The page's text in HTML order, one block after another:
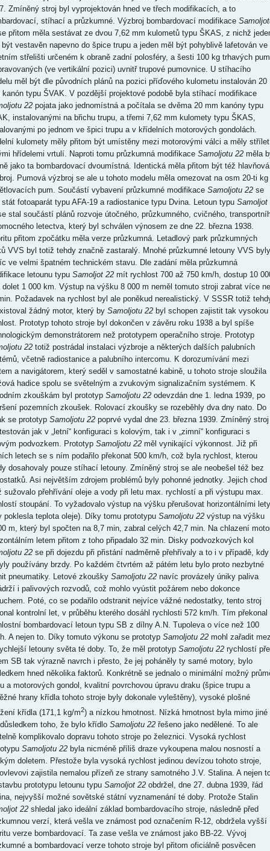
Zmíněný stroj byl vyprojektován hned ve třech modifikacích, a to
stíhací a průzkumné. Výzbroj bombardovací modifikace
přitom měla sestávat ze dvou 7,62 mm kulometů typu ŠKAS, z nichž
být vestavěn napevno do špice trupu a jeden měl být pohyblivě lafetován ve
střelišti určeném k obraně zadní polosféry, a šesti 100 kg trhavých
(ve vertikální pozici) uvnitř trupové pumovnice. U stíhacího
měl být dle původních plánů na pozici příďového kulometu instalován 20
kanón typu ŠVAK. V pozdější projektové podobě byla stíhací modifikace
22pojata jako jednomístná a počítala se dvěma 20 mm kanóny typu
instalovanými na břichu trupu, a třemi 7,62 mm kulomety typu ŠKAS,
po jednom ve špici trupu a v křídelních motorových gondolách.
kulomety měly přitom být umístěny mezi motorovými válci a měly střílet
hřídelemi vrtulí. Naproti tomu průzkumná modifikace Samoljotu 22 měla
jako ta bombardovací dvoumístná. Identická měla přitom být též hlavňová
Pumová výzbroj se ale u tohoto modelu měla omezovat na osm 20-ti kg
pum. Součástí vybavení průzkumné modifikace Samoljotu 22 se
stát fotoaparát typu AFA-19 a radiostanice typu Dvina. Letoun typu Samoljot
stal součástí plánů rozvoje útočného, průzkumného, cvičného,
letectva, který byl schválen výnosem ze dne 22. března 1938.
přitom zpočátku měla verze průzkumná. Letadlový park průzkumných
VVS byl totiž tehdy značně zastaralý. Mnohé průzkumné letouny VVS byly
ve velmi špatném technickém stavu. Dle zadání měla průzkumná
letounu typu Samoljot 22mít rychlost 700 až 750 km/h, dostup 10
dolet 1 000 km. Výstup na výšku 8 000 m neměl tomuto stroji zabrat více
Požadavek na rychlost byl ale poněkud nerealistický. V SSSR totiž
žádný motor, který by Samoljotu 22byl schopen zajistit tak vysokou
Prototyp tohoto stroje byl dokončen v závěru roku 1938 a byl spíše
demonstrátorem než prototypem operačního stroje. Prototyp
22totiž postrádal instalaci výzbroje a některých dalších palubních
včetně radiostanice a palubního intercomu. K dorozumívání mezi
a navigátorem, který seděl v samostatné kabině, u tohoto stroje sloužila
hadice spolu se světelným a zvukovým signalizačním systémem. K
zkouškám byl prototyp Samoljotu 22 odevzdán dne 1. ledna 1939, po
pozemních zkoušek. Rolovací zkoušky se rozeběhly dva dny nato. Do
se prototyp Samoljotu 22poprvé vydal dne 23. března 1939. Zmíněný stroj
jak v „letní“ konfiguraci s kolovým, tak i v „zimní“ konfiguraci s
podvozkem. Prototyp Samoljotu 22měl vynikající výkonnost. Již při
letech se s ním podařilo překonat 500 km/h, což byla rychlost, kterou
dosahovaly pouze stíhací letouny. Zmíněný stroj se ale neobešel též bez
Asi největším zdrojem problémů byly pohonné jednotky. Jejich chod
sužovalo přehřívání oleje a vody při letu max. rychlostí a při výstupu max.
stoupání. To vyžadovalo výstup na výšku přerušovat horizontálními lety
poklesla teplota oleje). Díky tomu prototypu Samoljotu 22výstup na výšku
m, který byl spočten na 8,7 min, zabral celých 42,7 min. Na chlazení
letem přitom z toho připadalo 32 min. Disky podvozkových kol
22se při dojezdu při přistání nadměrně přehřívaly a to i v případě, kdy
používány brzdy. Po každém čtvrtém až pátém letu bylo proto nezbytné
pneumatiky. Letové zkoušky Samoljotu 22navíc provázely úniky paliva
i palivových rozvodů, což mohlo vyústit požárem nebo dokonce
Poté, co se podařilo odstranit nejvíce vážné nedostatky, tento stroj
kontrolní let, v průběhu kterého dosáhl rychlosti 572 km/h. Tím překonal
bombardovací letoun typu SB z dílny A.N. Tupoleva o více než 100
A nejen to. Díky tomuto výkonu se prototyp Samoljotu 22mohl zařadit
letouny světa té doby. To, že měl prototypSamoljotu 22rychlostí
SB tak výrazně navrch i přesto, že jej poháněly ty samé motory, bylo
hned několika faktorů. Konkrétně se jednalo o minimální možný
a motorových gondol, kvalitní povrchovou úpravu draku (špice trupu a
hrany křídla tohoto stroje byly dokonale vyleštěny), vysoké plošné
křídla (171,1 kg/m2) a nízkou hmotnost. Nízká hmotnost byla mimo jiné
toho, že bylo křídlo Samoljotu 22řešeno jako nedělené. To ale
komplikovalo dopravu tohoto stroje po železnici. Vysoká rychlost
Samoljotu 22byla nicméně příliš draze vykoupena malou nosností a
doletem. Přestože byla vysoká rychlost jedinou devízou tohoto stroje,
zajistila nemalou přízeň ze strany samotného J.V. Stalina. A nejen
prototypu letounu typu Samoljot 22obdržel, dne 27. dubna 1939, řád
nejvyšší možné sovětské státní vyznamenání té doby. Protože Stalin
22 shledal jako ideální základ bombardovacího stroje, následně před
verzí, která vešla ve známost pod označením R-12, obdržela vyšší
verze bombardovací. Ta zase vešla ve známost jako BB-22. Vývoj
a bombardovací verze tohoto stroje byl přitom oficiálně posvěcen